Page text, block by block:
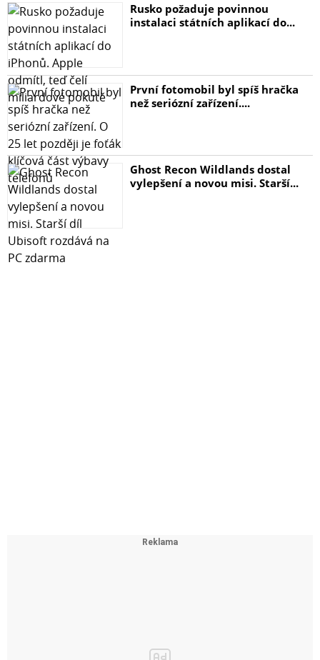
Rusko požaduje povinnou
instalaci státních aplikací do...
První fotomobil byl spíš hračka
než seriózní zařízení....
Ghost Recon Wildlands dostal
vylepšení a novou misi. Starší...